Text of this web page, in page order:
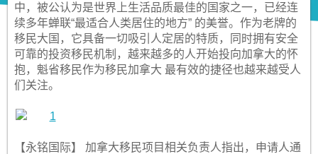
中，被公认为是世界上生活品质最佳的国家之一，已经连
续多年蝉联“最适合人类居住的地方” 的美誉。作为老牌的
移民大国，它具备一切吸引人定居的特质，同时拥有安全
可靠的投资移民机制，越来越多的人开始投向加拿大的怀
抱，魁省移民作为移民加拿大 最有效的捷径也越来越受人
们关注。
【永铭国际】 加拿大移民项目相关负责人指出，申请人通